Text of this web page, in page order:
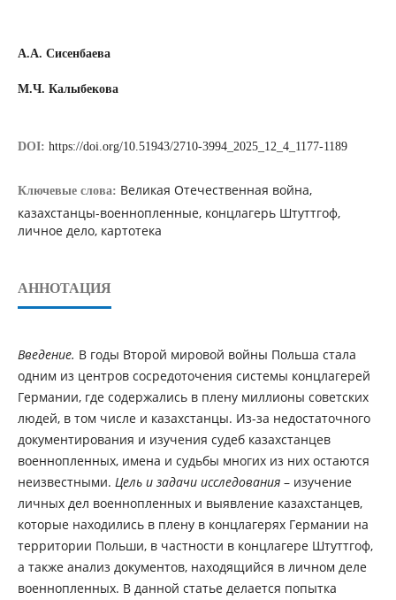
А.А. Сисенбаева
М.Ч. Калыбекова
DOI: https://doi.org/10.51943/2710-3994_2025_12_4_1177-1189
Ключевые слова: Великая Отечественная война,
казахстанцы-военнопленные, концлагерь Штуттгоф,
личное дело, картотека
АННОТАЦИЯ
Введение. В годы Второй мировой войны Польша стала
одним из центров сосредоточения системы концлагерей
Германии, где содержались в плену миллионы советских
людей, в том числе и казахстанцы. Из-за недостаточного
документирования и изучения судеб казахстанцев
военнопленных, имена и судьбы многих из них остаются
неизвестными. Цельи задачи исследования – изучение
личных дел военнопленных и выявление казахстанцев,
которые находились в плену в концлагерях Германии на
территории Польши, в частности в концлагере Штуттгоф,
а также анализ документов, находящийся в личном деле
военнопленных. В данной статье делается попытка